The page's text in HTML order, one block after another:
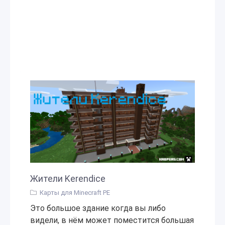
Жители Kerendice
Карты для Minecraft PE
Это большое здание когда вы либо
видели, в нём может поместится большая